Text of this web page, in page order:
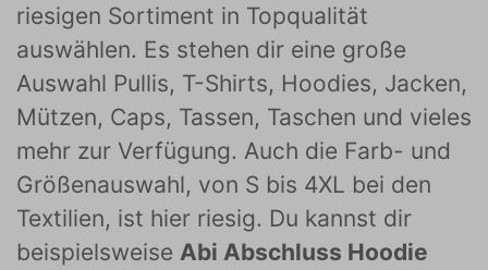
riesigen Sortiment in Topqualität
auswählen. Es stehen dir eine große
Auswahl Pullis, T-Shirts, Hoodies, Jacken,
Mützen, Caps, Tassen, Taschen und vieles
mehr zur Verfügung. Auch die Farb- und
Größenauswahl, von S bis 4XL bei den
Textilien, ist hier riesig. Du kannst dir
beispielsweise Abi Abschluss Hoodie